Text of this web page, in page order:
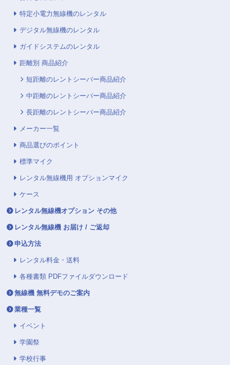
特定小電力無線機のレンタル
デジタル無線機のレンタル
ガイドシステムのレンタル
距離別 商品紹介
短距離のレントシーバー商品紹介
中距離のレントシーバー商品紹介
長距離のレントシーバー商品紹介
メーカー一覧
商品選びのポイント
標準マイク
レンタル無線機用 オプションマイク
ケース
レンタル無線機オプション その他
レンタル無線機 お届け / ご返却
申込方法
レンタル料金・送料
各種書類 PDFファイルダウンロード
無線機 無料デモのご案内
業種一覧
イベント
学園祭
学校行事